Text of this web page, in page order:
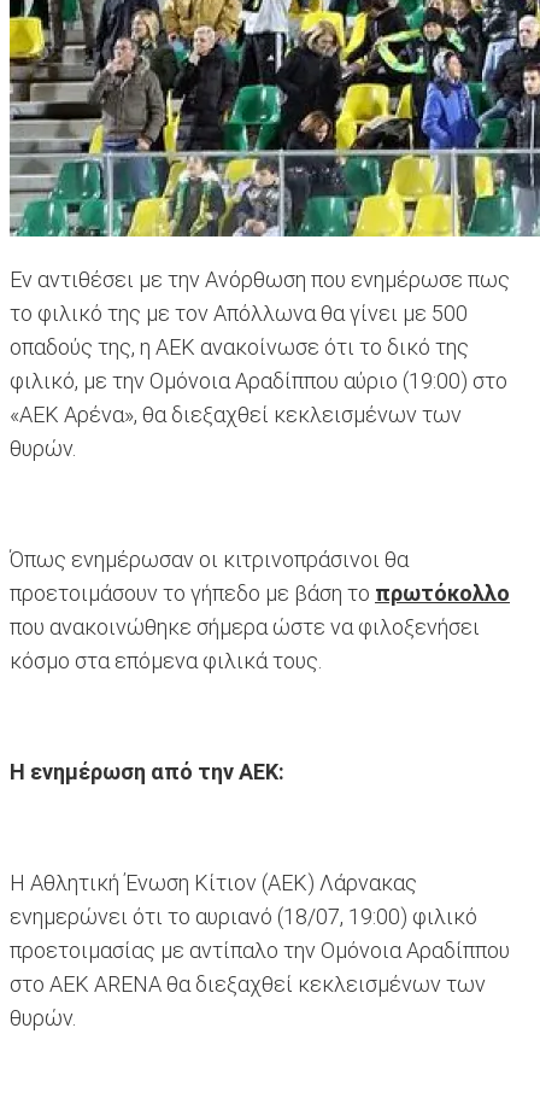
Εν αντιθέσει με την Ανόρθωση που ενημέρωσε πως
το φιλικό της με τον Απόλλωνα θα γίνει με 500
οπαδούς της, η ΑΕΚ ανακοίνωσε ότι το δικό της
φιλικό, με την Ομόνοια Αραδίππου αύριο (19:00) στο
«ΑΕΚ Αρένα», θα διεξαχθεί κεκλεισμένων των
θυρών.
Όπως ενημέρωσαν οι κιτρινοπράσινοι θα
προετοιμάσουν το γήπεδο με βάση το πρωτόκολλο
που ανακοινώθηκε σήμερα ώστε να φιλοξενήσει
κόσμο στα επόμενα φιλικά τους.
Η ενημέρωση από την ΑΕΚ:
Η Αθλητική Ένωση Κίτιον (ΑΕΚ) Λάρνακας
ενημερώνει ότι το αυριανό (18/07, 19:00) φιλικό
προετοιμασίας με αντίπαλο την Ομόνοια Αραδίππου
στο ΑΕΚ ARENA θα διεξαχθεί κεκλεισμένων των
θυρών.